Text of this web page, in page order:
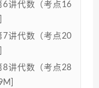
6讲代数（考点16
7讲代数（考点20
8讲代数（考点28